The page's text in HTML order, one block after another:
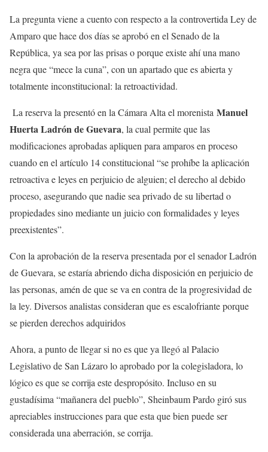
La pregunta viene a cuento con respecto a la controvertida Ley de
Amparo que hace dos días se aprobó en el Senado de la
República, ya sea por las prisas o porque existe ahí una mano
negra que “mece la cuna”, con un apartado que es abierta y
totalmente inconstitucional: la retroactividad.
La reserva la presentó en la Cámara Alta el morenista Manuel
Huerta Ladrón de Guevara, la cual permite que las
modificaciones aprobadas apliquen para amparos en proceso
cuando en el artículo 14 constitucional “se prohíbe la aplicación
retroactiva e leyes en perjuicio de alguien; el derecho al debido
proceso, asegurando que nadie sea privado de su libertad o
propiedades sino mediante un juicio con formalidades y leyes
preexistentes”.
Con la aprobación de la reserva presentada por el senador Ladrón
de Guevara, se estaría abriendo dicha disposición en perjuicio de
las personas, amén de que se va en contra de la progresividad de
la ley. Diversos analistas consideran que es escalofriante porque
se pierden derechos adquiridos
Ahora, a punto de llegar si no es que ya llegó al Palacio
Legislativo de San Lázaro lo aprobado por la colegisladora, lo
lógico es que se corrija este despropósito. Incluso en su
gustadísima “mañanera del pueblo”, Sheinbaum Pardo giró sus
apreciables instrucciones para que esta que bien puede ser
considerada una aberración, se corrija.